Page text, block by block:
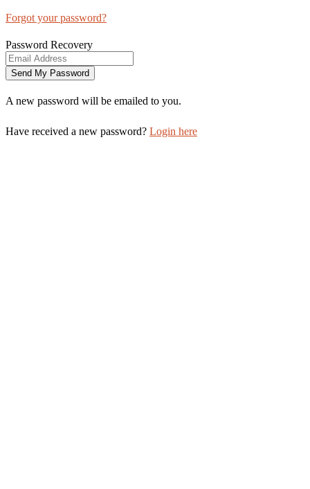
Forgot your password?
Password Recovery
A new password will be emailed to you.
Have received a new password? Login here